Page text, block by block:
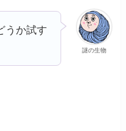
謎の生物
うか試す